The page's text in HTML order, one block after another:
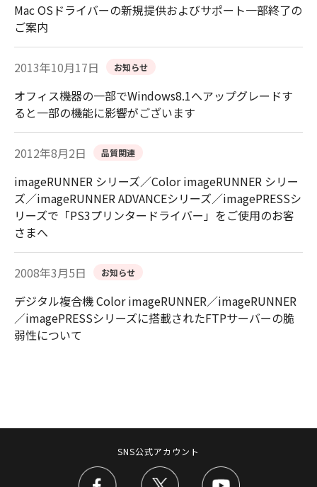
Mac OSドライバーの新規提供およびサポート一部終了の
ご案内
2013年10月17日 お知らせ
オフィス機器の一部でWindows8.1へアップグレードす
ると一部の機能に影響がございます
2012年8月2日 品質関連
imageRUNNER シリーズ／Color imageRUNNER シリー
ズ／imageRUNNER ADVANCEシリーズ／imagePRESSシ
リーズで「PS3プリンタードライバー」をご使用のお客
さまへ
2008年3月5日 お知らせ
デジタル複合機 Color imageRUNNER／imageRUNNER
／imagePRESSシリーズに搭載されたFTPサーバーの脆
弱性について
SNS公式アカウント